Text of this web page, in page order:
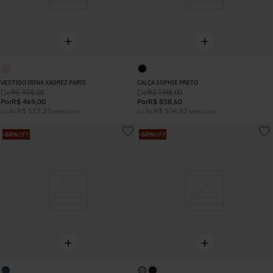
VESTIDO IRINA XADREZ PARIS
DeR$ 938,00
PorR$ 469,00
ou 4 x R$ 117,25 sem juros
CALÇA SOPHIE PRETO
DeR$ 1.198,00
PorR$ 838,60
ou 8 x R$ 104,82 sem juros
-50%OFF -50%OFF